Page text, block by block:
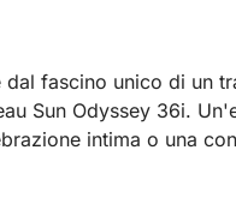
dal fascino unico di un
Sun Odyssey 36i.
intima o una
si tinge di rosa e